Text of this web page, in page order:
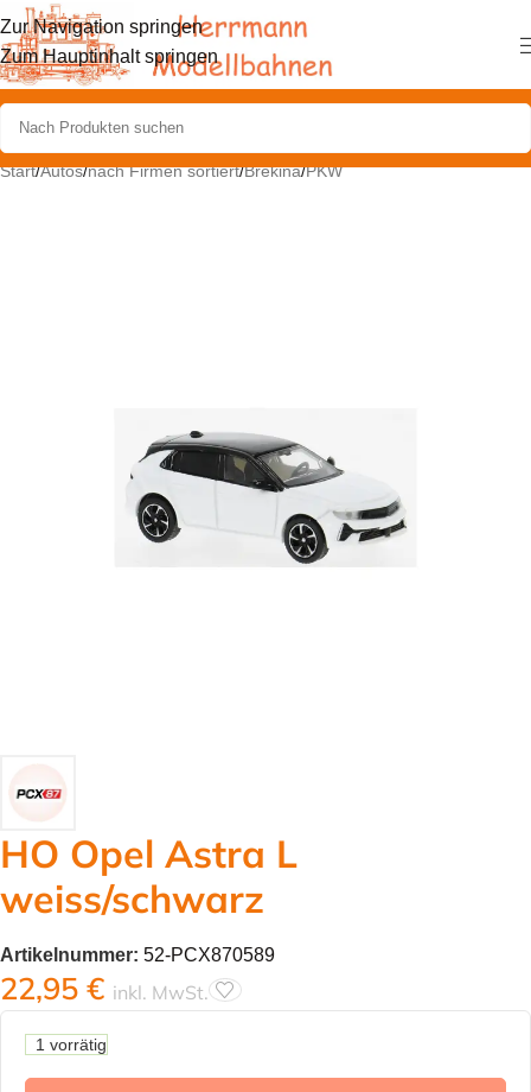
Zur Navigation springen
Zum Hauptinhalt springen
Start/Autos/nach Firmen sortiert/Brekina/PKW
HO Opel Astra L
weiss/schwarz
Artikelnummer: 52-PCX870589
22,95 € inkl. MwSt.
1 vorrätig